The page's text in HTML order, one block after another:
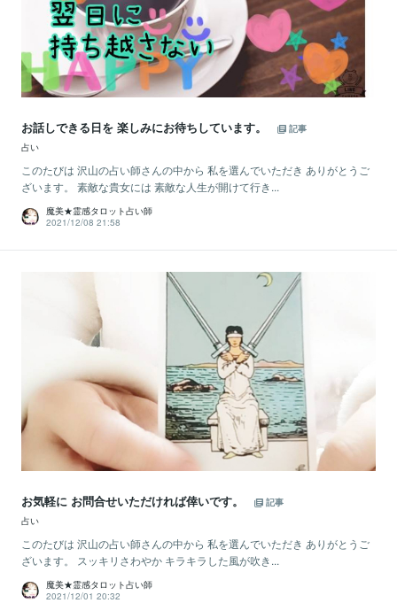
お話しできる日を 楽しみにお待ちしています。
記事
占い
このたびは 沢山の占い師さんの中から 私を選んでいただき ありがとうご
ざいます。 素敵な貴女には 素敵な人生が開けて行き...
魔美★霊感タロット占い師
2021/12/08 21:58
お気軽に お問合せいただければ倖いです。
記事
占い
このたびは 沢山の占い師さんの中から 私を選んでいただき ありがとうご
ざいます。 スッキリさわやか キラキラした風が吹き...
魔美★霊感タロット占い師
2021/12/01 20:32